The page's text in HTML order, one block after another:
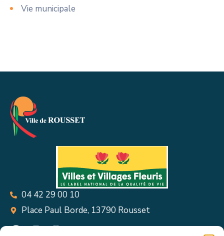
Vie municipale
04 42 29 00 10
Place Paul Borde, 13790 Rousset